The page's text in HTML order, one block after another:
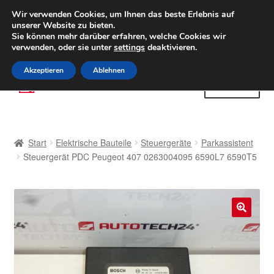
LIEFERUNG ab 6 EUR
Weltweiter Versand
(800) 500 564Mo-Fr 9-16 Uhr
Zur
Navigation
Zum
Inhalt
AGB
Datenschutz-Bestimmungen
Start Elektrische Bauteile Steuergeräte
Parkassistent
Steuergerät PDC Peugeot 407 0263004095 6590L7 6590T5
🔍
Wir verwenden Cookies, um Ihnen das beste Erlebnis auf
unserer Website zu bieten.
Sie können mehr darüber erfahren, welche Cookies wir
verwenden, oder sie untersettings deaktivieren.
Akzeptieren Ablehnen